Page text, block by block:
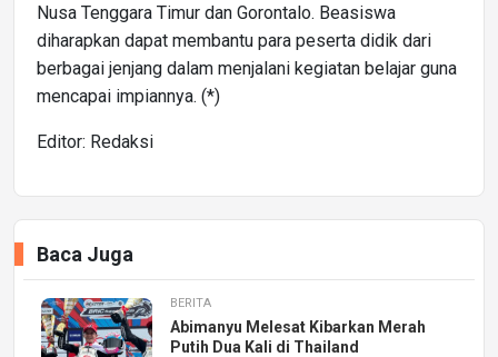
Nusa Tenggara Timur dan Gorontalo. Beasiswa
diharapkan dapat membantu para peserta didik dari
berbagai jenjang dalam menjalani kegiatan belajar guna
mencapai impiannya. (*)
Editor: Redaksi
Baca Juga
BERITA
Abimanyu Melesat Kibarkan Merah
Putih Dua Kali di Thailand